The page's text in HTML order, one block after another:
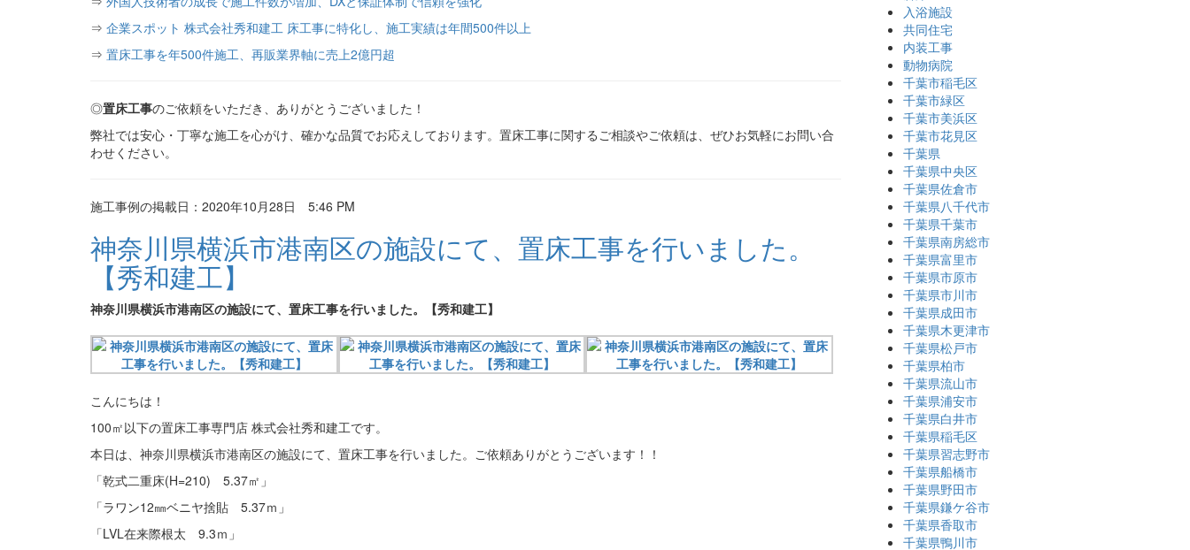
⇒ 企業スポット 株式会社秀和建工 床工事に特化し、施工実績は年間500件以上
⇒ 置床工事を年500件施工、再販業界軸に売上2億円超
◎置床工事のご依頼をいただき、ありがとうございました！
弊社では安心・丁寧な施工を心がけ、確かな品質でお応えしております。置床工事に関するご相談やご依頼は、ぜひお気軽にお問い合
わせください。
施工事例の掲載日：2020年10月28日 5:46 PM
神奈川県横浜市港南区の施設にて、置床工事を行いました。
【秀和建工】
神奈川県横浜市港南区の施設にて、置床工事を行いました。【秀和建工】
こんにちは！
100㎡以下の置床工事専門店 株式会社秀和建工です。
本日は、神奈川県横浜市港南区の施設にて、置床工事を行いました。ご依頼ありがとうございます！！
「乾式二重床(H=210) 5.37㎡」
「ラワン12㎜ベニヤ捨貼 5.37ｍ」
「LVL在来際根太 9.3ｍ」
入浴施設
共同住宅
内装工事
動物病院
千葉市稲毛区
千葉市緑区
千葉市美浜区
千葉市花見区
千葉県
千葉県中央区
千葉県佐倉市
千葉県八千代市
千葉県千葉市
千葉県南房総市
千葉県富里市
千葉県市原市
千葉県市川市
千葉県成田市
千葉県木更津市
千葉県松戸市
千葉県柏市
千葉県流山市
千葉県浦安市
千葉県白井市
千葉県稲毛区
千葉県習志野市
千葉県船橋市
千葉県野田市
千葉県鎌ケ谷市
千葉県香取市
千葉県鴨川市